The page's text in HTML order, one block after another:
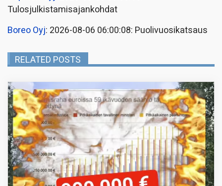
Tulosjulkistamisajankohdat
Boreo Oyj: 2026-08-06 06:00:08: Puolivuosikatsaus
RELATED POSTS